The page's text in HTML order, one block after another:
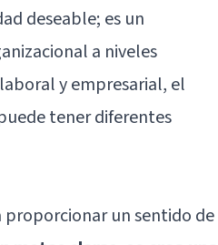
deseable; es un
a niveles
y empresarial, el
tener diferentes
proporcionar un sentido de